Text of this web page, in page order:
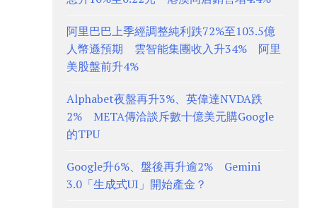
阿里巴巴上季經調整純利跌72%至103.5億
人幣遜預期 雲智能集團收入升34% 阿里
美股盤前升4%
Alphabet夜盤再升3%、英偉達NVDA跌
2% META傳洽談斥數十億美元購Google
的TPU
Google升6%、盤後再升逾2% Gemini
3.0「生成式UI」開始產金？